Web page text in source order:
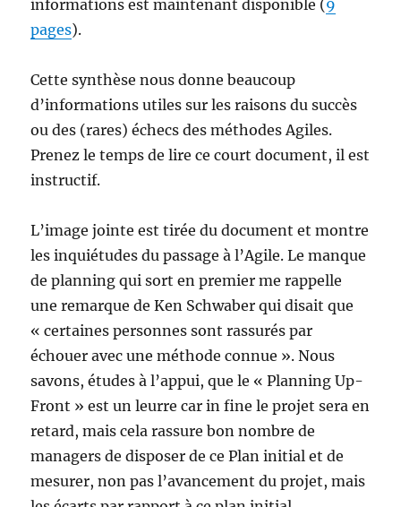
informations est maintenant disponible (9
pages).
Cette synthèse nous donne beaucoup
d’informations utiles sur les raisons du succès
ou des (rares) échecs des méthodes Agiles.
Prenez le temps de lire ce court document, il est
instructif.
L’image jointe est tirée du document et montre
les inquiétudes du passage à l’Agile. Le manque
de planning qui sort en premier me rappelle
une remarque de Ken Schwaber qui disait que
« certaines personnes sont rassurés par
échouer avec une méthode connue ». Nous
savons, études à l’appui, que le « Planning Up-
Front » est un leurre car in fine le projet sera en
retard, mais cela rassure bon nombre de
managers de disposer de ce Plan initial et de
mesurer, non pas l’avancement du projet, mais